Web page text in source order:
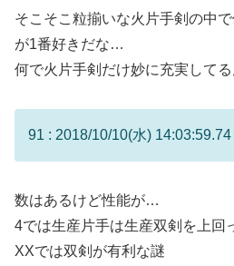
そこそこ粒揃いな火片手剣の中
が1番好きだな…
何で火片手剣だけ妙に充実してる
91 : 2018/10/10(水)
数はあるけど性能が…
4では生産片手は生産双剣を上回
XXでは双剣が有利な謎